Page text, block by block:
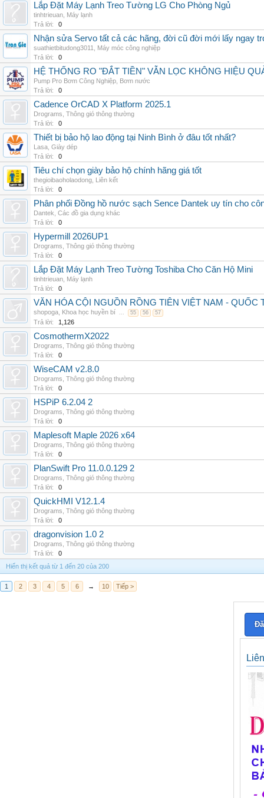
Lắp Đặt Máy Lạnh Treo Tường LG Cho Phòng Ngủ
tinhtrieuan Máy lạnh
Trả lời:
0
Nhận sửa Servo tất cả các hãng, đời cũ đời mới lấy ngay
suathietbitudong3011
Máy móc công nghiệp
Trả lời:
0
HỆ THỐNG RO "ĐẮT TIỀN" VẪN LỌC KHÔNG HIỆU
Pump Pro Bơm Công Nghiệp Bơm nước
Trả lời:
0
Cadence OrCAD X Platform 2025.1
Drograms Thông gió thông thường
Trả lời:
0
Thiết bị bảo hộ lao động tại Ninh Bình ở đâu tốt nhất?
Lasa Giày dép
Trả lời:
0
Tiêu chí chọn giày bảo hộ chính hãng giá tốt
thegioibaoholaodong Liên kết
Trả lời:
0
Phân phối Đồng hồ nước sạch Sence Dantek uy tín cho
Dantek Các đồ gia dụng khác
Trả lời:
0
Hypermill 2026UP1
Drograms Thông gió thông thường
Trả lời:
0
Lắp Đặt Máy Lạnh Treo Tường Toshiba Cho Căn Hộ Mini
tinhtrieuan Máy lạnh
Trả lời:
0
VĂN HÓA CỘI NGUỒN RỒNG TIÊN VIỆT NAM -
shopoga Khoa học huyền bí ... 55 56 57
Trả lời: 1,126
CosmothermX2022
Drograms Thông gió thông thường
Trả lời:
0
WiseCAM v2.8.0
Drograms Thông gió thông thường
Trả lời:
0
HSPiP 6.2.04 2
Drograms Thông gió thông thường
Trả lời:
0
Maplesoft Maple 2026 x64
Drograms Thông gió thông thường
Trả lời:
0
PlanSwift Pro 11.0.0.129 2
Drograms Thông gió thông thường
Trả lời:
0
QuickHMI V12.1.4
Drograms Thông gió thông thường
Trả lời:
0
dragonvision 1.0 2
Drograms Thông gió thông thường
Trả lời:
0
Hiển thị kết quả từ 1 đến 20 của 200
1 2 3 4 5 6 → 10 Tiếp >